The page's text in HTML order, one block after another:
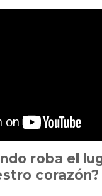
roba el
corazón?